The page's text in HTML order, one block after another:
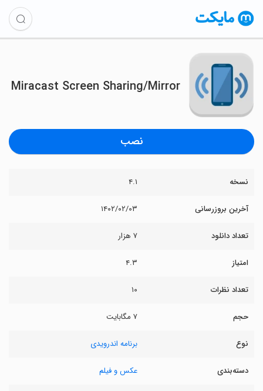
Miracast Screen Sharing/Mirror
نصب
نسخه ۴.۱
آخرین بروزرسانی ۱۴۰۲/۰۲/۰۳
تعداد دانلود ۷ هزار
امتیاز ۴.۳
تعداد نظرات ۱۰
حجم ۷ مگابایت
نوع برنامه اندرویدی
دسته‌بندی عکس و فیلم